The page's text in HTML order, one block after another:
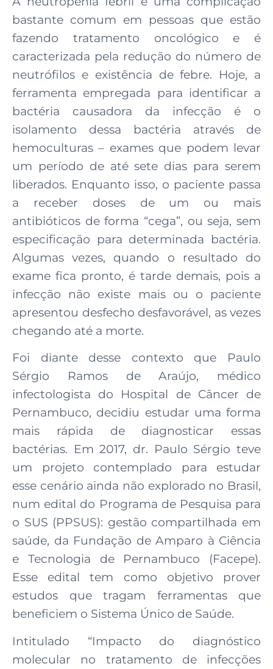
bastante comum em pessoas que estão
fazendo tratamento oncológico e é
caracterizada pela redução do número de
neutrófilos e existência de febre. Hoje, a
ferramenta empregada para identificar a
bactéria causadora da infecção é o
isolamento dessa bactéria através de
hemoculturas – exames que podem levar
um período de até sete dias para serem
liberados. Enquanto isso, o paciente passa
a receber doses de um ou mais
antibióticos de forma “cega”, ou seja, sem
especificação para determinada bactéria.
Algumas vezes, quando o resultado do
exame fica pronto, é tarde demais, pois a
infecção não existe mais ou o paciente
apresentou desfecho desfavorável, as vezes
chegando até a morte.
Foi diante desse contexto que Paulo
Sérgio Ramos de Araújo, médico
infectologista do Hospital de Câncer de
Pernambuco, decidiu estudar uma forma
mais rápida de diagnosticar essas
bactérias. Em 2017, dr. Paulo Sérgio teve
um projeto contemplado para estudar
esse cenário ainda não explorado no Brasil,
num edital do Programa de Pesquisa para
o SUS (PPSUS): gestão compartilhada em
saúde, da Fundação de Amparo à Ciência
e Tecnologia de Pernambuco (Facepe).
Esse edital tem como objetivo prover
estudos que tragam ferramentas que
beneficiem o Sistema Único de Saúde.
Intitulado “Impacto do diagnóstico
molecular no tratamento de infecções